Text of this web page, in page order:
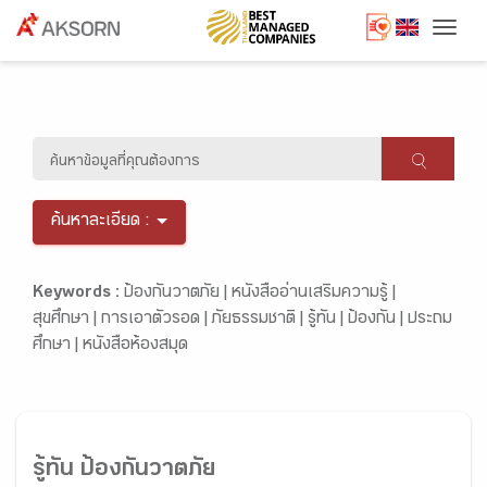
ค้นหาละเอียด :
Keywords : ป้องกันวาตภัย | หนังสืออ่านเสริมความรู้ |
สุขศึกษา | การเอาตัวรอด |ภัยธรรมชาติ | รู้ทัน | ป้องกัน | ประถม
ศึกษา | หนังสือห้องสมุด
รู้ทัน ป้องกันวาตภัย